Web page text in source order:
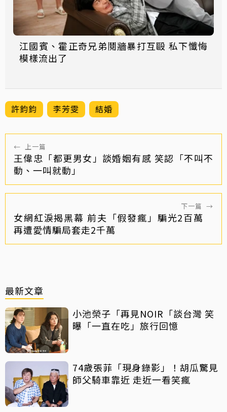
江國賓、霍正奇兄弟鬩牆暴打互毆 私下懺悔
模樣流出了
許鈞鈞 李芳雯 結婚
← 上一篇
王偉忠「都更男女」談婚姻有感 笑認「不叫不
動、一叫就動」
下一篇 →
女網紅淚揭黑幕 前夫「假發瘋」騙光2百萬
再遭愛情騙局套走2千萬
最新文章
小池榮子「再見NOIR「談台灣 笑
曝「一直在吃」旅行回憶
74歲張菲「現身錄影」！胡瓜驚見
師父騎車靠近 走近一看笑瘋